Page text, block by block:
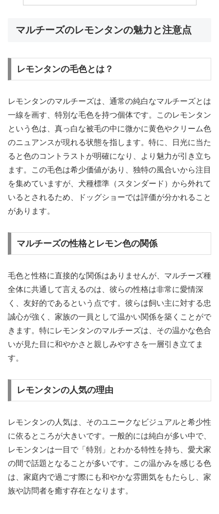
マルチーズのレモンタンの魅力と注意点
レモンタンの毛色とは？
レモンタンのマルチーズは、通常の純白なマルチーズとは
一線を画す、特別な毛色を持つ個体です。このレモンタン
という色は、真っ白な被毛の中に微かに黄色やクリーム色
のニュアンスが現れる状態を指します。特に、日光に当た
ると色のコントラストが明確になり、より魅力が引き立ち
ます。この毛色は希少価値があり、独特の風合いから注目
を集めていますが、犬種標準（スタンダード）から外れて
いるとされるため、ドッグショーでは評価が分かれること
があります。
マルチーズの性格とレモン色の関係
毛色と性格に直接的な関係はありませんが、マルチーズ種
全体に共通して言えるのは、彼らの性格は非常に愛情深
く、友好的であるという点です。彼らは飼い主に対する忠
誠心が強く、家族の一員として温かい関係を築くことがで
きます。特にレモンタンのマルチーズは、その温かな色合
いが見た目に和やかさと親しみやすさを一層引き立てま
す。
レモンタンの人気の理由
レモンタンの人気は、そのユニークなビジュアルと希少性
に依るところが大きいです。一般的には純白が多い中で、
レモンタンは一目で「特別」とわかる特性を持ち、愛犬家
の間で話題となることが多いです。この温かみを感じる色
は、家庭内で過ごす際にも和やかな雰囲気をもたらし、家
族や訪問者を癒す存在となります。